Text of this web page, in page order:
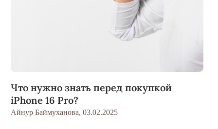
Что нужно знать перед покупкой
iPhone 16 Pro?
Айнур Баймуханова, 03.02.2025